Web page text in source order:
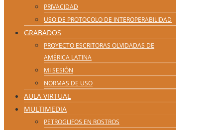
PRIVACIDAD
USO DE PROTOCOLO DE INTEROPERABILIDAD
GRABADOS
PROYECTO ESCRITORAS OLVIDADAS DE
AMÉRICA LATINA
MI SESIÓN
NORMAS DE USO
AULA VIRTUAL
MULTIMEDIA
PETROGLIFOS EN ROSTROS